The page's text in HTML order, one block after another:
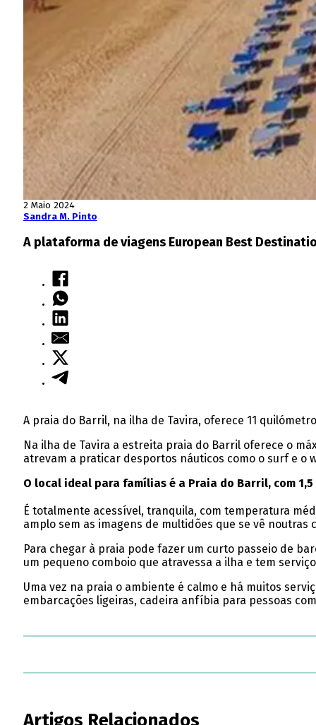
2 Maio 2024
Sandra M. Pinto
A plataforma de viagens European Best
A praia do Barril, na ilha de Tavira, oferece 11
Na ilha de Tavira a estreita praia do Barril oferece o
atrevam a praticar desportos náuticos como o surf e o
O local ideal para famílias é a Praia do Barril, com
É totalmente acessível, tranquila, com temperatura
amplo sem as imagens de multidões que se vê noutras
Para chegar à praia pode fazer um curto passeio de
um pequeno comboio que atravessa a ilha e tem
Uma vez na praia o ambiente é calmo e há muitos
embarcações ligeiras, cadeira anfíbia para pessoas
Artigos Relacionados